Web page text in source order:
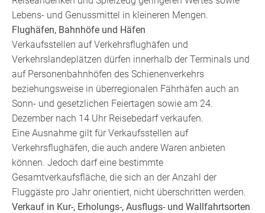
Lebens- und Genussmittel in kleineren Mengen.
Flughäfen, Bahnhöfe und Häfen
Verkaufsstellen auf Verkehrsflughäfen und
Verkehrslandeplätzen dürfen innerhalb der Terminals und
auf Personenbahnhöfen des Schienenverkehrs
beziehungsweise in überregionalen Fährhäfen auch an
Sonn- und gesetzlichen Feiertagen sowie am 24.
Dezember nach 14 Uhr Reisebedarf verkaufen.
Eine Ausnahme gilt für Verkaufsstellen auf
Verkehrsflughäfen, die auch andere Waren anbieten
können. Jedoch darf eine bestimmte
Gesamtverkaufsfläche, die sich an der Anzahl der
Fluggäste pro Jahr orientiert, nicht überschritten werden.
Verkauf in Kur-, Erholungs-, Ausflugs- und Wallfahrtsorten